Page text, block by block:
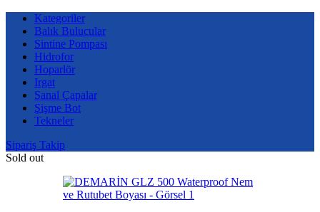
Kategoriler
Balık Bulucular
Sintine Pompası
Hidrofor
Hoparlör
Irgat
Sanal Çapalar
Şişme Bot
Tekneler
Sipariş Takip
Sold out